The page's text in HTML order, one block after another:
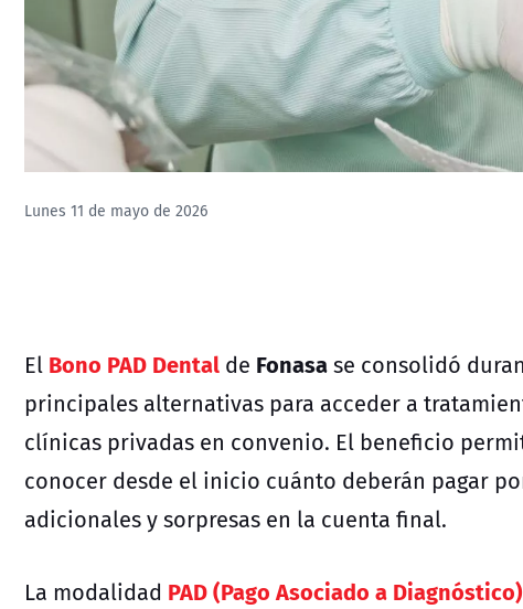
Lunes 11 de mayo de 2026
El Bono PAD Dental de Fonasase consolidó
principales alternativas para acceder a
clínicas privadas en convenio. El beneficio
conocer desde el inicio cuánto deberán pagar
adicionales y sorpresas en la cuenta final.
La modalidad PAD (Pago Asociado a Diagnóstico)